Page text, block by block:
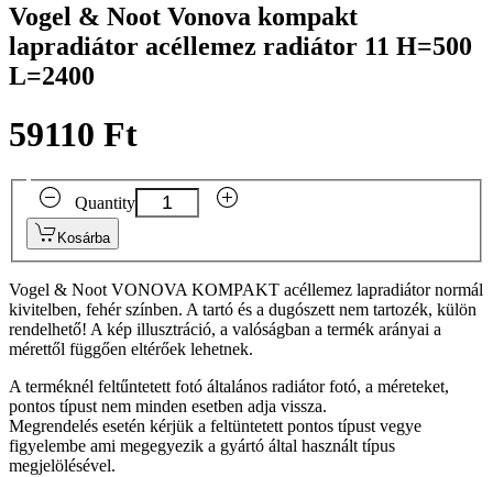
Vogel & Noot Vonova kompakt
lapradiátor acéllemez radiátor 11 H=500
L=2400
59110 Ft
Quantity
Kosárba
Vogel & Noot VONOVA KOMPAKT acéllemez lapradiátor normál
kivitelben, fehér színben. A tartó és a dugószett nem tartozék, külön
rendelhető! A kép illusztráció, a valóságban a termék arányai a
mérettől függően eltérőek lehetnek.
A terméknél feltűntetett fotó általános radiátor fotó, a méreteket,
pontos típust nem minden esetben adja vissza.
Megrendelés esetén kérjük a feltüntetett pontos típust vegye
figyelembe ami megegyezik a gyártó által használt típus
megjelölésével.